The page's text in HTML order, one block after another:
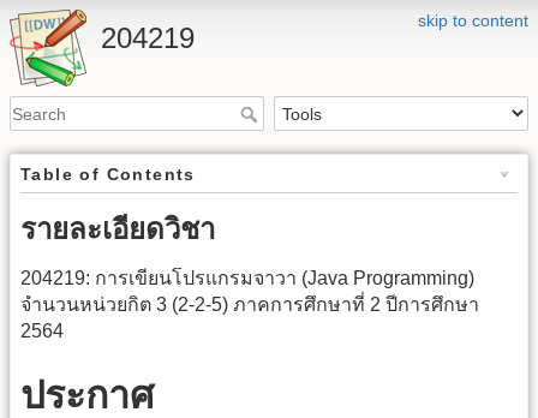
skip to content
204219
Table of Contents
รายละเอียดวิชา
204219: การเขียนโปรแกรมจาวา (Java Programming)
จำนวนหน่วยกิต 3 (2-2-5) ภาคการศึกษาที่ 2 ปีการศึกษา
2564
ประกาศ